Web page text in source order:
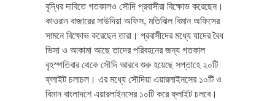
বৃদ্ধির দাবিতে গতকালও সৌদি প্রবাসীরা বিক্ষোভ করেছেন।
কাওরান বাজারের সাউদিয়া অফিস, মতিঝিল বিমান অফিসের
সামনে বিক্ষোভ করেছেন তারা। প্রবাসীদের মধ্যে যাদের বৈধ
ভিসা ও আকামা আছে তাদের পরিবহনের জন্য গতকাল
বৃহস্পতিবার থেকে সৌদি আরবে শুরু হয়েছে সপ্তাহে ২০টি
ফ্লাইট চলাচল। এর মধ্যে সৌদিয়া এয়ারলাইনসের ১০টি ও
বিমান বাংলাদশে এয়ারলাইনসের ১০টি করে ফ্লাইট চলবে।